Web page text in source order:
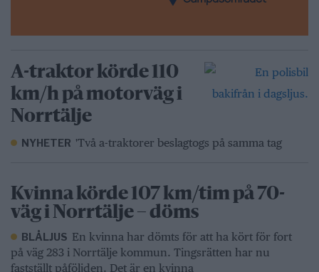
A-traktor körde 110
km/h på motorväg i
Norrtälje
NYHETER 'Två a-traktorer beslagtogs på samma tag
Kvinna körde 107 km/tim på 70-
väg i Norrtälje – döms
BLÅLJUS En kvinna har dömts för att ha kört för fort
på väg 283 i Norrtälje kommun. Tingsrätten har nu
fastställt påföljden. Det är en kvinna